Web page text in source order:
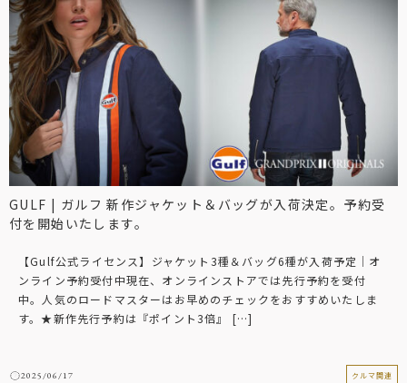
GULF | ガルフ 新作ジャケット＆バッグが入荷決定。予約受
付を開始いたします。
【Gulf公式ライセンス】ジャケット3種＆バッグ6種が入荷予定｜オ
ンライン予約受付中現在、オンラインストアでは先行予約を受付
中。人気のロードマスターはお早めのチェックをおすすめいたしま
す。★新作先行予約は『ポイント3倍』 […]
2025/06/17 クルマ関連